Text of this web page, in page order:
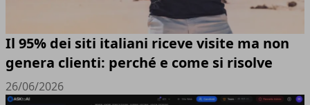
Il 95% dei siti italiani riceve visite ma non
genera clienti: perché e come si risolve
26/06/2026